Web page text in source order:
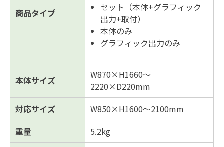
商品タイプ
セット（本体+グラフィック
出力+取付）
本体のみ
グラフィック出力のみ
本体サイズ
W870×H1660～
2220×D220mm
対応サイズ
W850×H1600～2100mm
重量
5.2kg